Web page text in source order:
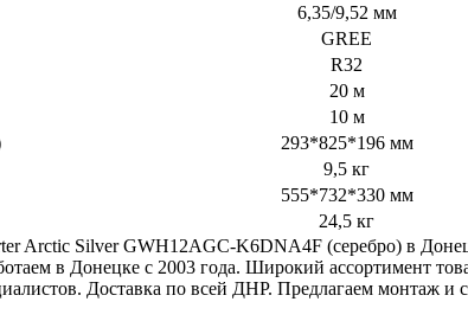
6,35/9,52 мм
GREE
R32
20 м
10 м
293*825*196 мм
9,5 кг
555*732*330 мм
24,5 кг
Arctic Silver GWH12AGC-K6DNA4F (серебро)
в Донецке с 2003 года. Широкий ассортимент
Доставка по всей ДНР. Предлагаем монтаж и